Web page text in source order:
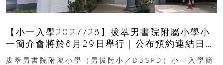
【小一入學2027/28】拔萃男書院附屬小學小
一簡介會將於8月29日舉行｜公布預約連結日期
｜更設有網上重溫
拔萃男書院附屬小學（男拔附小／DBSPD）小一入學簡